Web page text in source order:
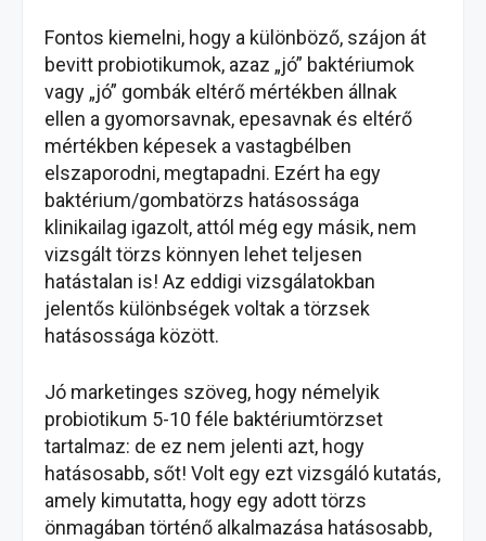
Fontos kiemelni, hogy a különböző, szájon át
bevitt probiotikumok, azaz „jó” baktériumok
vagy „jó” gombák eltérő mértékben állnak
ellen a gyomorsavnak, epesavnak és eltérő
mértékben képesek a vastagbélben
elszaporodni, megtapadni. Ezért ha egy
baktérium/gombatörzs hatásossága
klinikailag igazolt, attól még egy másik, nem
vizsgált törzs könnyen lehet teljesen
hatástalan is! Az eddigi vizsgálatokban
jelentős különbségek voltak a törzsek
hatásossága között.
Jó marketinges szöveg, hogy némelyik
probiotikum 5-10 féle baktériumtörzset
tartalmaz: de ez nem jelenti azt, hogy
hatásosabb, sőt! Volt egy ezt vizsgáló kutatás,
amely kimutatta, hogy egy adott törzs
önmagában történő alkalmazása hatásosabb,